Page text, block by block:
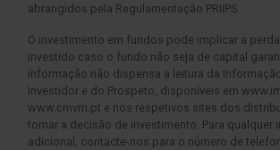
abrangidos pela Regulamentação PRIIPS.
O investimento em fundos pode implicar a
investido caso o fundo não seja de capital
informação não dispensa a leitura da
Investidor e do Prospeto, disponíveis em
www.cmvm.pt e nos respetivos sites dos
tomar a decisão de investimento. Para qualquer
adicional, contacte-nos para o número de